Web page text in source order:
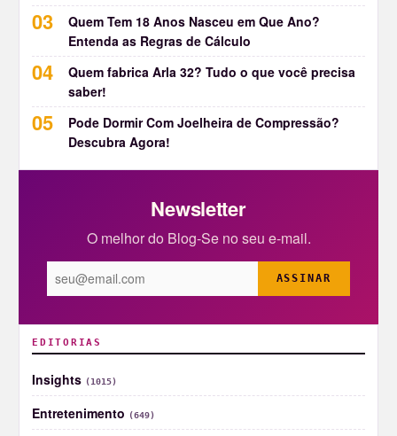
Quem Tem 18 Anos Nasceu em Que Ano?
Entenda as Regras de Cálculo
Quem fabrica Arla 32? Tudo o que você precisa
saber!
Pode Dormir Com Joelheira de Compressão?
Descubra Agora!
Newsletter
O melhor do Blog-Se no seu e-mail.
ASSINAR
EDITORIAS
Insights (1015)
Entretenimento (649)